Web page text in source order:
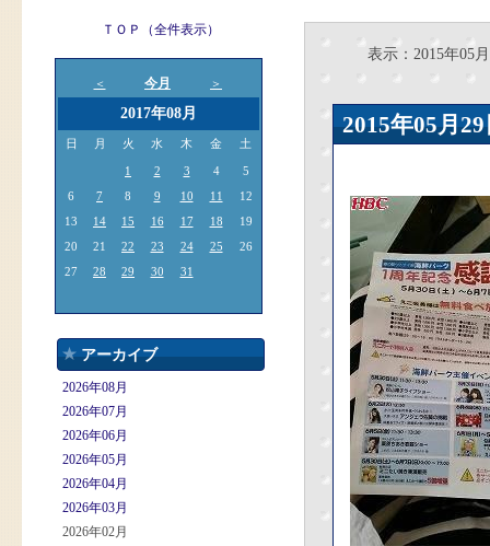
ＴＯＰ（全件表示）
＜ 今月 ＞
2017年08月
日 月 火 水 木 金 土
1 2 3 4
5
6
7 8 9 10 11
12
13
14 15 16 17 18
19
20
21 22 23 24 25
26
27
28 29 30 31
アーカイブ
2026年08月
2026年07月
2026年06月
2026年05月
2026年04月
2026年03月
2026年02月
表示：2015年05月
2015年05